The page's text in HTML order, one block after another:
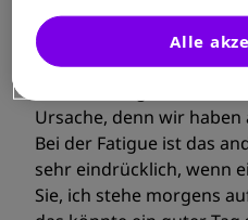
Konzept her ist Fatigue
Müdigkeit kennen wir
wenn wir abends von
Ursache, denn wir
Bei der Fatigue ist das
sehr eindrücklich, wenn
Sie, ich stehe morgens
Alle